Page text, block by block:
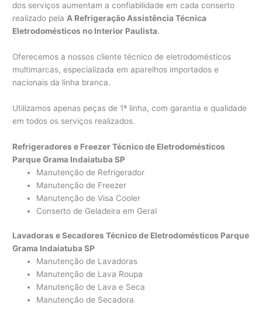
dos serviços aumentam a confiabilidade em cada conserto
realizado pela A Refrigeração Assistência Técnica
Eletrodomésticos no Interior Paulista.
Oferecemos a nossos cliente técnico de eletrodomésticos
multimarcas, especializada em aparelhos importados e
nacionais da linha branca.
Utilizamos apenas peças de 1ª linha, com garantia e qualidade
em todos os serviços realizados.
Refrigeradores e Freezer Técnico de Eletrodomésticos
Parque Grama Indaiatuba SP
Manutenção de Refrigerador
Manutenção de Freezer
Manutenção de Visa Cooler
Conserto de Geladeira em Geral
Lavadoras e Secadores Técnico de Eletrodomésticos Parque
Grama Indaiatuba SP
Manutenção de Lavadoras
Manutenção de Lava Roupa
Manutenção de Lava e Seca
Manutenção de Secadora